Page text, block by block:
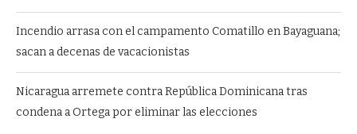
Incendio arrasa con el campamento Comatillo en Bayaguana;
sacan a decenas de vacacionistas
Nicaragua arremete contra República Dominicana tras
condena a Ortega por eliminar las elecciones